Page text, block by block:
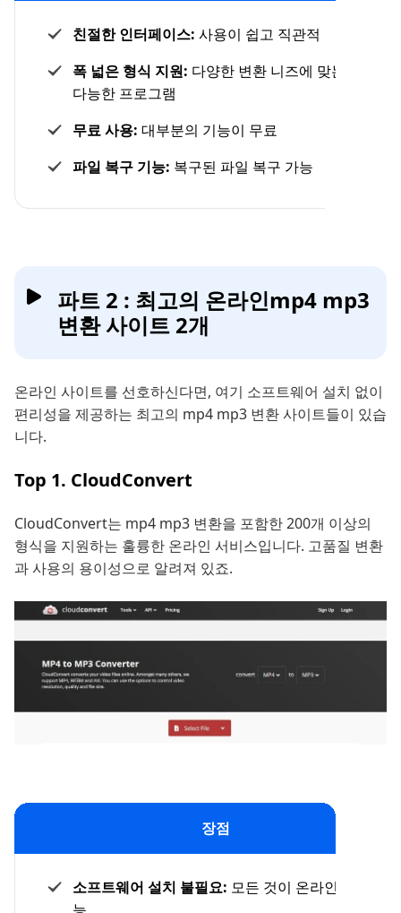
친절한 인터페이스: 사용이 쉽고 직관적
폭 넓은 형식 지원: 다양한 변환 니즈에 맞는 다재
다능한 프로그램
무료 사용: 대부분의 기능이 무료
파일 복구 기능: 복구된 파일 복구 가능
파트 2 : 최고의 온라인mp4 mp3
변환 사이트 2개
온라인 사이트를 선호하신다면, 여기 소프트웨어 설치 없이
편리성을 제공하는 최고의 mp4 mp3 변환 사이트들이 있습
니다.
Top 1. CloudConvert
CloudConvert는 mp4 mp3 변환을 포함한 200개 이상의
형식을 지원하는 훌륭한 온라인 서비스입니다. 고품질 변환
과 사용의 용이성으로 알려져 있죠.
장점
소프트웨어 설치 불필요: 모든 것이 온라인으로 가